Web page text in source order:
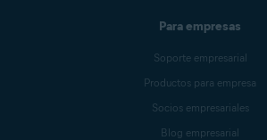
Para empresas
Soporte empresarial
Productos para empresa
Socios empresariales
Blog empresarial